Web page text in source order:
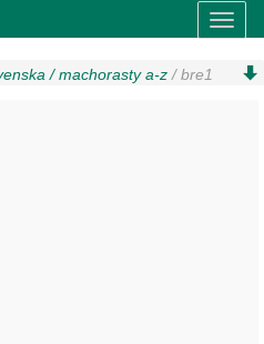
/ machorasty a-z / bre1